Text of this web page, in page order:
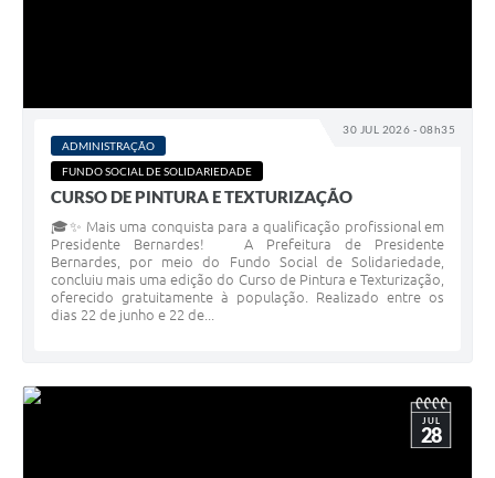
30 JUL 2026 - 08h35
ADMINISTRAÇÃO
FUNDO SOCIAL DE SOLIDARIEDADE
CURSO DE PINTURA E TEXTURIZAÇÃO
🎓✨ Mais uma conquista para a qualificação profissional em
Presidente Bernardes! A Prefeitura de Presidente
Bernardes, por meio do Fundo Social de Solidariedade,
concluiu mais uma edição do Curso de Pintura e Texturização,
oferecido gratuitamente à população. Realizado entre os
dias 22 de junho e 22 de...
JUL
28